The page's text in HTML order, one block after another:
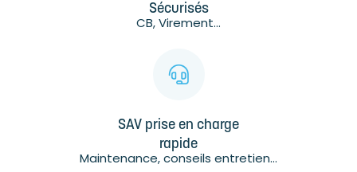
Sécurisés
CB, Virement...
SAV prise en charge
rapide
Maintenance, conseils entretien...